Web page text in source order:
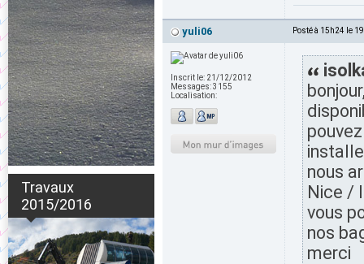
Travaux
2015/2016
yuli06 Posté à 15h24 le
Inscrit le: 21/12/2012
Messages:3155
Localisation:
nous
Nice /
vous
nos
merci